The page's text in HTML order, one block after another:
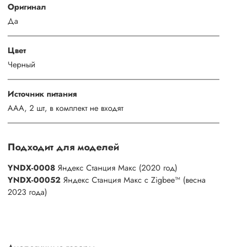
Оригинал
Да
Цвет
Черный
Источник питания
AAA, 2 шт, в комплект не входят
Подходит для моделей
YNDX-0008 Яндекс Станция Макс (2020 год)
YNDX-00052 Яндекс Станция Макс с Zigbee™ (весна
2023 года)